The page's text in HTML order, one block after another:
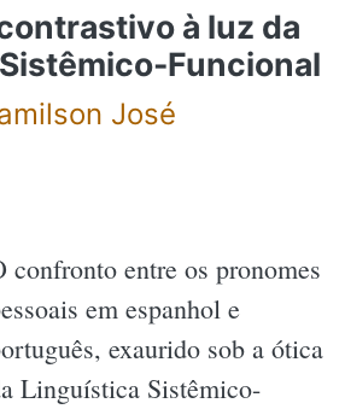
à luz da
Funcional
José
confronto entre os pronomes
em espanhol e
exaurido sob a ótica
Linguística Sistêmico-